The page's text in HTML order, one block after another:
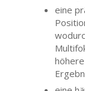
eine